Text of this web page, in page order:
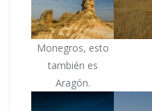
Monegros, esto
también es
Aragón.